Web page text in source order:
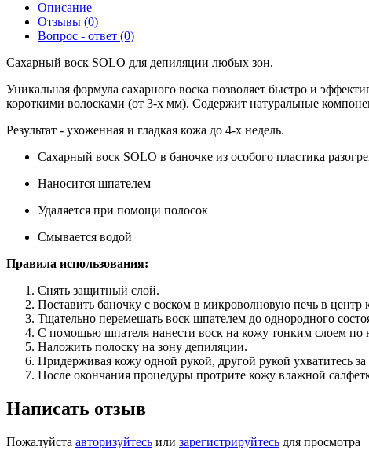
Описание
Отзывы (0)
Вопрос - ответ (0)
Сахарный воск SOLO для депиляции любых зон.
Уникальная формула сахарного воска позволяет быстро и
короткими волосками (от 3-х мм). Содержит натуральные
Результат - ухоженная и гладкая кожа до 4-х недель.
Сахарный воск SOLO в баночке из особого пластика
Наносится шпателем
Удаляется при помощи полосок
Смывается водой
Правила использования:
Снять защитный слой.
Поставить баночку с воском в микроволновую печь в центр
Тщательно перемешать воск шпателем до однородного
С помощью шпателя нанести воск на кожу тонким слоем по
Наложить полоску на зону депиляции.
Придерживая кожу одной рукой, другой рукой ухватитесь
После окончания процедуры протрите кожу влажной
Написать отзыв
Пожалуйста авторизуйтесь или зарегистрируйтесь для просмотра